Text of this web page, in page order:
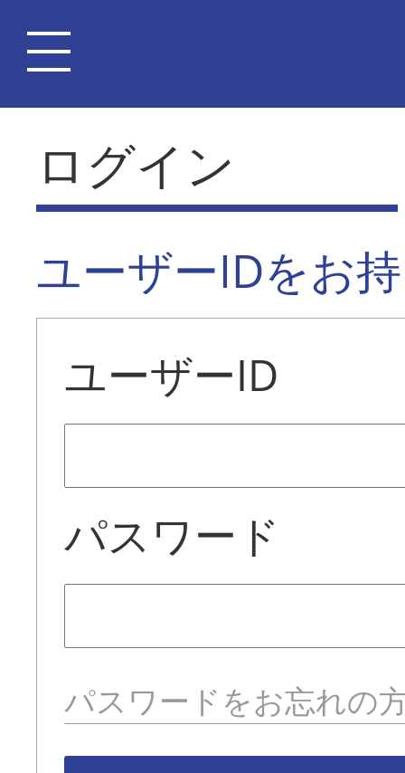
ログイン
ユーザーIDをお
ユーザーID
パスワード
パスワードをお忘れの